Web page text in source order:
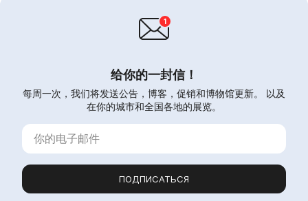
给你的一封信！
每周一次，我们将发送公告，博客，促销和博物馆更新。 以及
在你的城市和全国各地的展览。
ПОДПИСАТЬСЯ